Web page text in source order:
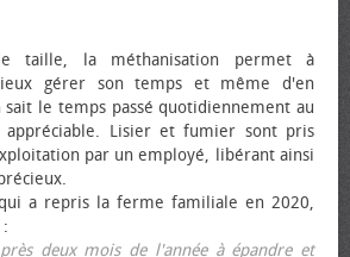
taille, la méthanisation permet à
gérer son temps et même d'en
sait le temps passé quotidiennement au
Lisier et fumier sont pris
par un employé, libérant ainsi
a repris la ferme familiale en 2020,
deux mois de l'année à épandre et